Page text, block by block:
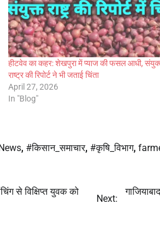
हीटवेव का कहर: शेखपुरा में प्याज की फसल आधी,
राष्ट्र की रिपोर्ट ने भी जताई चिंता
April 27, 2026
In "Blog"
, #किसान_समाचार, #कृषि_विभाग,
से विक्षिप्त युवक को
Next: